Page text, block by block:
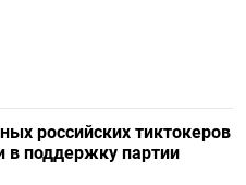
российских тиктокеров
в поддержку партии